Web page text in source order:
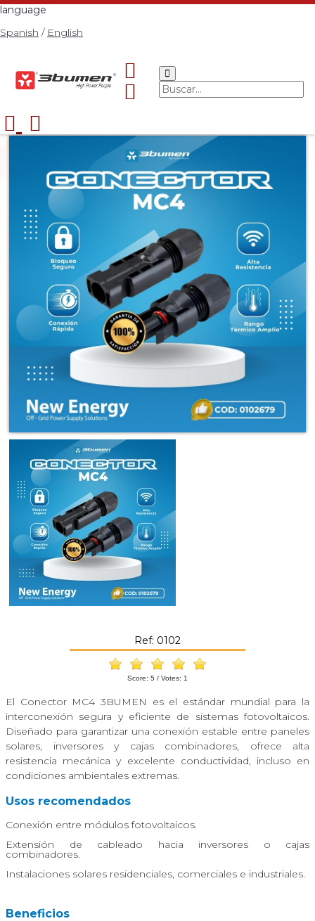
language
Spanish / English
ENERGÍA SOLAR Estructura
Ref: 0102
Score: 5 / Votes: 1
El Conector MC4 3BUMEN es el estándar mundial para la
interconexión segura y eficiente de sistemas fotovoltaicos.
Diseñado para garantizar una conexión estable entre paneles
solares, inversores y cajas combinadores, ofrece alta
resistencia mecánica y excelente conductividad, incluso en
condiciones ambientales extremas.
Usos recomendados
Conexión entre módulos fotovoltaicos.
Extensión de cableado hacia inversores o cajas
combinadores.
Instalaciones solares residenciales, comerciales e industriales.
Beneficios